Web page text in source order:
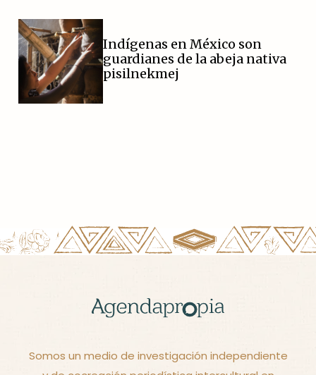
Indígenas en México son
guardianes de la abeja nativa
pisilnekmej
Somos un medio de investigación independiente